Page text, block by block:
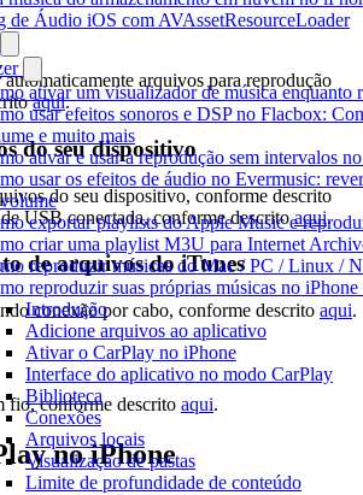
de Áudio iOS com AVAssetResourceLoader
ativar um visualizador de música enquanto
usar efeitos sonoros e DSP no Flacbox:
e muito mais
ativar e usar a reprodução sem intervalos
usar os efeitos de áudio no Evermusic:
exportar playlists do Apple Music e
criar uma playlist M3U para Internet
reproduzir músicas do Mac / PC / Linux /
reproduzir suas próprias músicas no
Introdução
Adicione arquivos ao aplicativo
Ativar o CarPlay no iPhone
Interface do aplicativo no modo CarPlay
Biblioteca
Conexões
Arquivos locais
Visualização de pastas
Limite de profundidade de conteúdo
arquivos para reprodução
aqui.
do seu dispositivo
do seu dispositivo, conforme descrito
USB conectada, conforme descritoaqui.
de arquivos do iTunes
conexão por cabo, conforme descrito aqui.
fio, conforme descrito aqui.
no iPhone